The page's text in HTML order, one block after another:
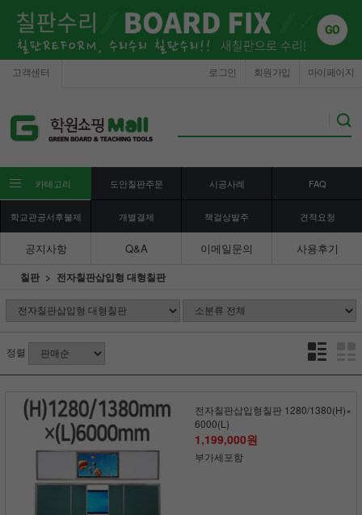
고객센터 마이페이지
회원가입
로그인
카테고리 도안칠판주문 시공사례 FAQ
학교관공서후불제 개별결제 책걸상발주 견적요청
공지사항 Q&A 이메일문의 사용후기
칠판 전자칠판삽입형 대형칠판
정렬
전자칠판삽입형칠판 1280/1380(H)×
6000(L)
1,199,000원
부가세포함